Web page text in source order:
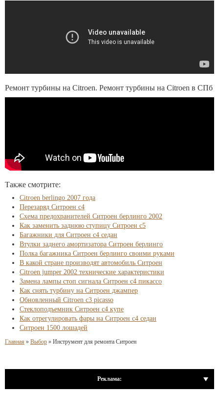
Ремонт турбины на Citroen. Ремонт турбины на Citroen в СПб
Также смотрите:
Citroen berlingo 2007 года
Перезаряд Ситроен с4
Схема предохранителей Ситроен берлинго 2002
Как заменить заднюю ступицу Ситроен с5
Багажники для Ситроен с4 седан
Втулки заднего амортизатора Ситроен берлинго
Полка багажника Ситроен берлинго своими руками
В какой стране производят автомобиль Ситроен
Citroen jumper 2002 технические характеристики
Замена лампы стоп сигнала Ситроен с4 пикассо
Как снять турбину на Ситроен джампер
Обновленный Citroen c3 picasso
Стеклоподъемник Ситроен с4 купе
Как отрегулировать фары на Ситроен с4 седан
Ситроен 1500 лошадей
Главная » Выбор » Инструмент для ремонта Ситроен
Реклама: